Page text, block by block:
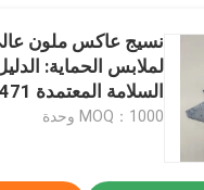
نسيج عاكس ملون
لملابس الحماية:
السلامة المعتمدة EN20471
MOQ：1000 وحدة